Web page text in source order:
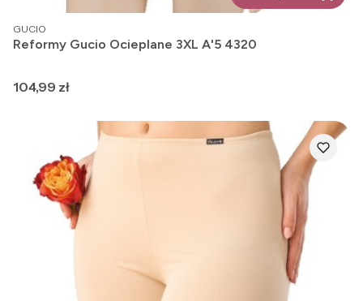
PRODUCENT
GUCIO
Reformy Gucio Ocieplane 3XL A'5 4320
Cena
104,99 zł